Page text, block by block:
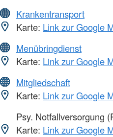
Krankentransport
Karte: Link zur Google
Menübringdienst
Karte: Link zur Google
Mitgliedschaft
Karte: Link zur Google
Psy. Notfallversorgung
Karte: Link zur Google